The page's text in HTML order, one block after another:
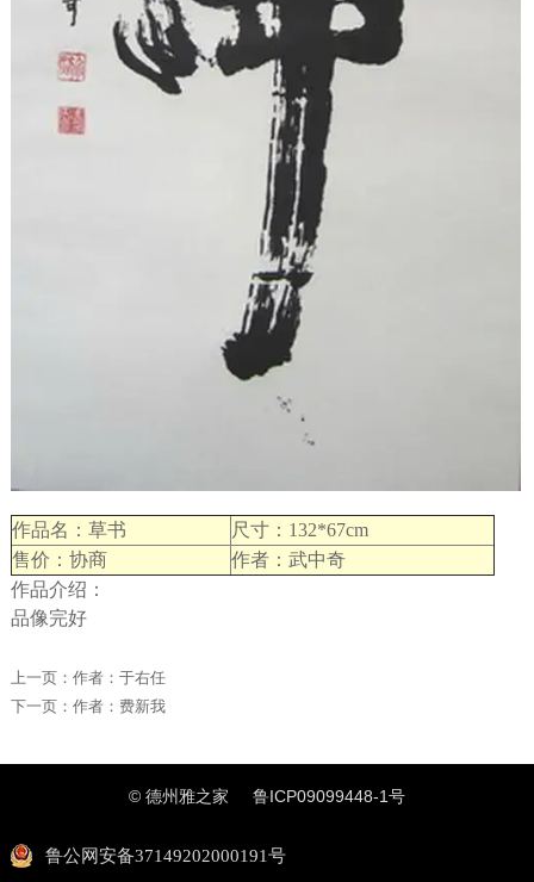
作品名：草书
尺寸：132*67cm
售价：协商
作者：武中奇
作品介绍：
品像完好
上一页： 作者：于右任
下一页： 作者：费新我
© 德州雅之家 鲁ICP09099448-1号
鲁公网安备37149202000191号